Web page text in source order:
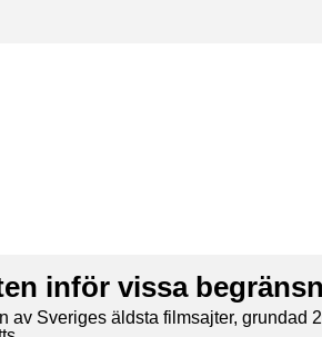
inför vissa
av Sveriges äldsta filmsajter, grundad